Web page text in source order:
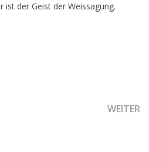
ist der Geist der Weissagung.
VIER WINDE DES HERRNWEITER